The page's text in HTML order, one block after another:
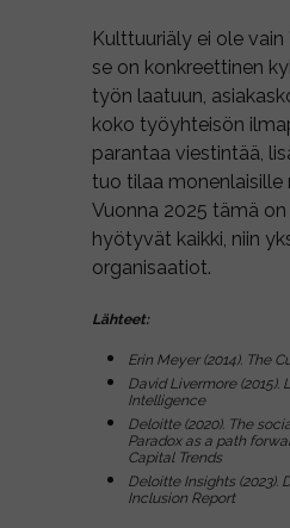
Kulttuuriäly ei ole vain
se on konkreettinen
työn laatuun,
koko työyhteisön
parantaa viestintää,
tuo tilaa monenlaisille
Vuonna 2025 tämä
hyötyvät kaikki, niin
organisaatiot.
Lähteet:
Erin Meyer (2014). The
David Livermore (2015).
Intelligence
Deloitte (2020). The
Paradox as a path
Capital Trends
Deloitte Insights (2023).
Inclusion Report